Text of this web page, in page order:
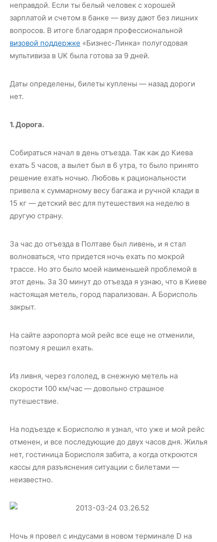
неправдой. Если ты белый человек с хорошей
зарплатой и счетом в банке — визу дают без лишних
вопросов. В итоге благодаря профессиональной
визовой поддержке «Бизнес-Линка» полугодовая
мультивиза в UK была готова за 9 дней.
Даты определены, билеты куплены — назад дороги
нет.
1. Дорога.
Собираться начал в день отъезда. Так как до Киева
ехать 5 часов, а вылет был в 6 утра, то было принято
решение ехать ночью. Любовь к рациональности
привела к суммарному весу багажа и ручной клади в
15 кг — детский вес для путешествия на неделю в
другую страну.
За час до отъезда в Полтаве был ливень, и я стал
волноваться, что придется ночь ехать по мокрой
трассе. Но это было моей наименьшей проблемой в
этот день. За 30 минут до отъезда я узнаю, что в Киеве
настоящая метель, город парализован. А Борисполь
закрыт.
На сайте аэропорта мой рейс все еще не отменили,
поэтому я решил ехать.
Из ливня, через гололед, в снежную метель на
скорости 100 км/час — довольно страшное
путешествие.
На подъезде к Борисполю я узнал, что уже и мой рейс
отменен, и все последующие до двух часов дня. Жилья
нет, гостиница Борисполя забита, а когда откроются
кассы для разъяснения ситуации с билетами —
неизвестно.
Ночь я провел с индусами в новом терминале D на